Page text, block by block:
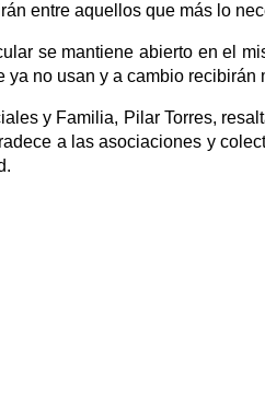
entre aquellos que más lo
se mantiene abierto en el
no usan y a cambio recibirán
y Familia, Pilar Torres,
a las asociaciones y